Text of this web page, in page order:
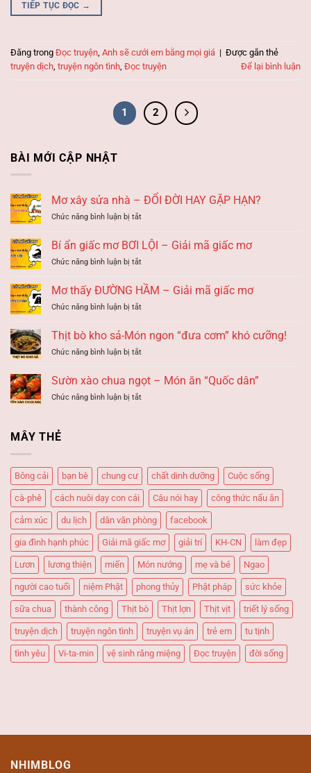
TIẾP TỤC ĐỌC →
Đăng trong Đọc truyện, Anh sẽ cưới em bằng mọi giá | Được gắn thẻ
truyện dịch, truyện ngôn tình, Đọc truyện Để lại bình luận
1 2
BÀI MỚI CẬP NHẬT
Mơ xây sửa nhà – ĐỔI ĐỜI HAY GẶP HẠN?
Chức năng bình luận bị tắtở
xây
sửa
nhà
ĐỔI
HAY
HẠN?
Bí ẩn giấc mơ BƠI LỘI – Giải mã giấc mơ
Chức năng bình luận bị tắtở
ẩn
giấc
mơ
LỘI
Giải
giấc
Mơ thấy ĐƯỜNG HẦM – Giải mã giấc mơ
Chức năng bình luận bị tắtở
ĐƯỜNG
HẦM
Giải
mã
giấc
Thịt bò kho sả-Món ngon “đưa cơm” khó cưỡng!
Chức năng bình luận bị tắtở
bò
kho
sả-
cưỡng!
Sườn xào chua ngọt – Món ăn “Quốc dân”
Chức năng bình luận bị tắtở
Món
“Quốc
dân”
MÂY THẺ
Bông cải bạn bè chung cư chất dinh dưỡng Cuộc sống
cà-phê cách nuôi dạy con cái Câu nói hay công thức nấu ăn
cảm xúc du lịch dân văn phòng facebook
gia đình hạnh phúc Giải mã giấc mơ giải trí KH-CN làm đẹp
Lươn lương thiện miến Món nướng mẹ và bé Ngao
người cao tuổi niệm Phật phong thủy Phật pháp sức khỏe
sữa chua thành công Thịt bò Thịt lợn Thịt vịt triết lý sống
truyện dịch truyện ngôn tình truyện vụ án trẻ em tu tịnh
tình yêu Vi-ta-min vệ sinh răng miệng Đọc truyện đời sống
NHIMBLOG